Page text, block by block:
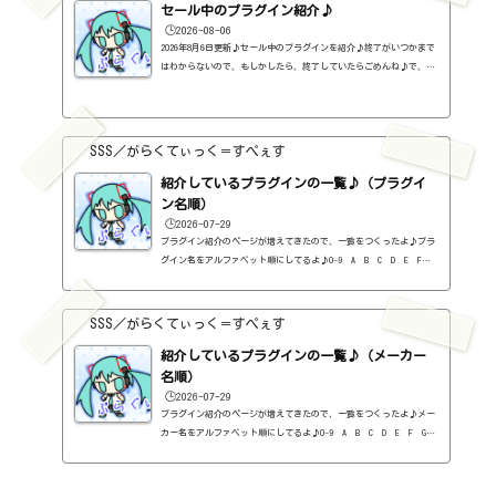
セール中のプラグイン紹介♪
🕒️2026-08-06
2026年8月6日更新♪セール中のプラグインを紹介♪終了がいつかまで
はわからないので、もしかしたら、終了していたらごめんね♪で、相
（ADPTR AUDIO）定価：140ドル → 49.99ドル（Plugin Allianceさ
ん）SCULPT（ADPTR AUDIO）定価：150ドル → 49.99ドル（Plugin Al
lianceさん）...
SSS／がらくてぃっく＝すぺぇす
紹介しているプラグインの一覧♪（プラグイ
ン名順）
🕒️2026-07-29
プラグイン紹介のページが増えてきたので、一覧をつくったよ♪プラ
グイン名をアルファベット順にしてるよ♪0-9 A B C D E F G
VERBED（2B Played Music・リバーブ・有料）2B Shaped Filter（2
B Played Music・フィルタープラグイン・有料）3-Band EQ（Kilohe
arts・EQ・無料）40'S VERY OWN DRUMS（NATIVE INSTRUMENTS・ドラ
ム...
SSS／がらくてぃっく＝すぺぇす
紹介しているプラグインの一覧♪（メーカー
名順）
🕒️2026-07-29
プラグイン紹介のページが増えてきたので、一覧をつくったよ♪メー
カー名をアルファベット順にしてるよ♪0-9 A B C D E F G